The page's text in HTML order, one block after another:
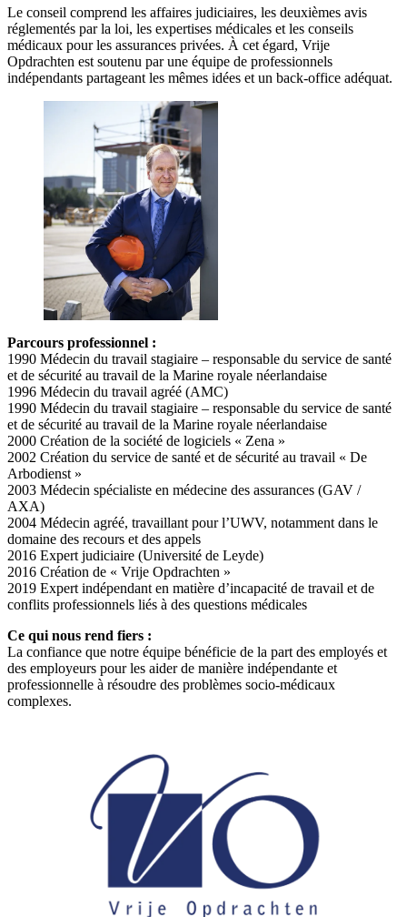
Le conseil comprend les affaires judiciaires, les deuxièmes avis
réglementés par la loi, les expertises médicales et les conseils
médicaux pour les assurances privées. À cet égard, Vrije
Opdrachten est soutenu par une équipe de professionnels
indépendants partageant les mêmes idées et un back-office adéquat.
Parcours professionnel :
1990 Médecin du travail stagiaire – responsable du service de santé
et de sécurité au travail de la Marine royale néerlandaise
1996 Médecin du travail agréé (AMC)
1990 Médecin du travail stagiaire – responsable du service de santé
et de sécurité au travail de la Marine royale néerlandaise
2000 Création de la société de logiciels « Zena »
2002 Création du service de santé et de sécurité au travail « De
Arbodienst »
2003 Médecin spécialiste en médecine des assurances (GAV /
AXA)
2004 Médecin agréé, travaillant pour l’UWV, notamment dans le
domaine des recours et des appels
2016 Expert judiciaire (Université de Leyde)
2016 Création de « Vrije Opdrachten »
2019 Expert indépendant en matière d’incapacité de travail et de
conflits professionnels liés à des questions médicales
Ce qui nous rend fiers :
La confiance que notre équipe bénéficie de la part des employés et
des employeurs pour les aider de manière indépendante et
professionnelle à résoudre des problèmes socio-médicaux
complexes.